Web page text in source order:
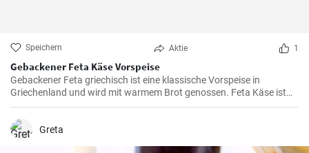
Speichern Aktie 1
Gebackener Feta Käse Vorspeise
Gebackener Feta griechisch ist eine klassische Vorspeise in
Griechenland und wird mit warmem Brot genossen. Feta Käse ist
aus Schafsmilch und schmeckt pikant aber nicht zu salzig .
Gebackener Feta im Ofen ist besonders köstlich. Probieren sie es
aus.
Greta